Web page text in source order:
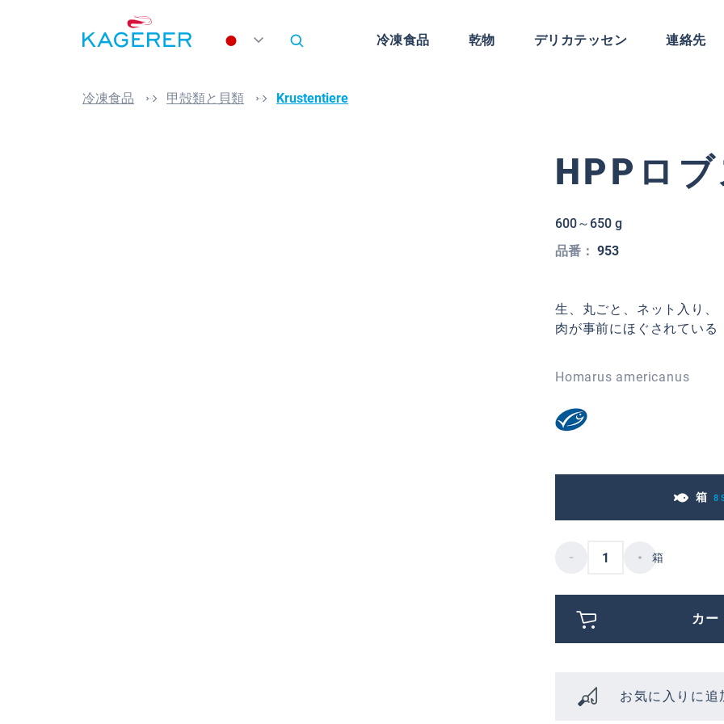
Skip to main navigation
冷凍食品
乾物 デリカテッセン
連絡先
冷凍食品 甲殻類と貝類 Krustentiere
HPPロ
600～650 g
品番： 953
生、丸ごと、ネット入り
肉が事前にほぐされている
Homarus americanus
箱 8
箱
カー
お気に入りに追